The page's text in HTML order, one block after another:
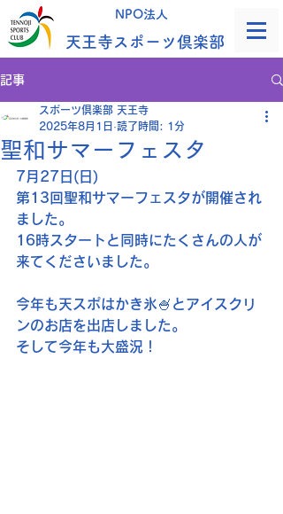
天王寺スポーツ倶楽部
NPO法人
記事
聖和サマーフェスタ
スポーツ倶楽部 天王寺
2025年8月1日 読了時間: 1分
7月27日(日)
第13回聖和サマーフェスタが開催され
ました。
16時スタートと同時にたくさんの人が
来てくださいました。
今年も天スポはかき氷🍧とアイスクリ
ンのお店を出店しました。
そして今年も大盛況！